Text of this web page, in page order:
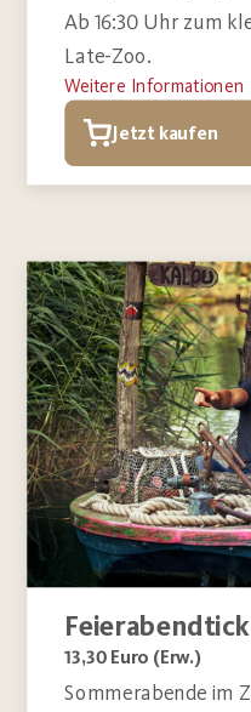
Ab 16:30 Uhr zum
Late-Zoo.
Weitere Informationen
Jetzt kaufen
13,30 Euro (Erw.)
Sommerabende im